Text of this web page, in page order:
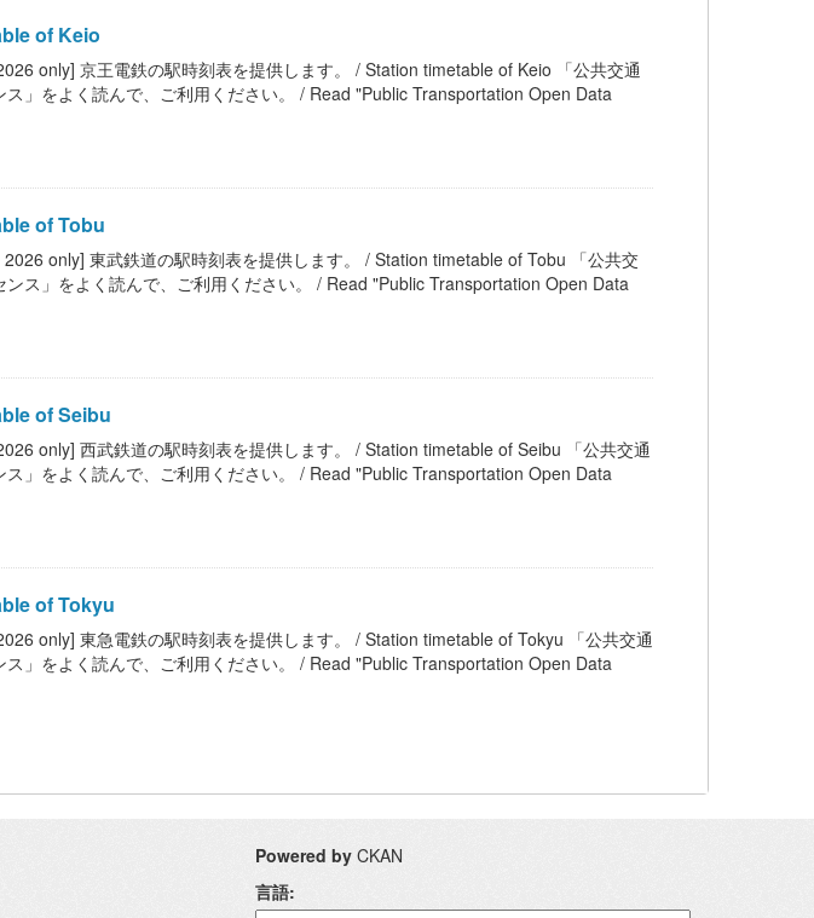
of Keio
only] 京王電鉄の駅時刻表を提供します。 / Station timetable of Keio 「公共交通
」をよく読んで、ご利用ください。 / Read "Public Transportation Open Data
of Tobu
only] 東武鉄道の駅時刻表を提供します。 / Station timetable of Tobu 「公共交
ス」をよく読んで、ご利用ください。 / Read "Public Transportation Open Data
of Seibu
only] 西武鉄道の駅時刻表を提供します。 / Station timetable of Seibu 「公共交通
」をよく読んで、ご利用ください。 / Read "Public Transportation Open Data
of Tokyu
only] 東急電鉄の駅時刻表を提供します。 / Station timetable of Tokyu 「公共交通
」をよく読んで、ご利用ください。 / Read "Public Transportation Open Data
Powered by CKAN
言語